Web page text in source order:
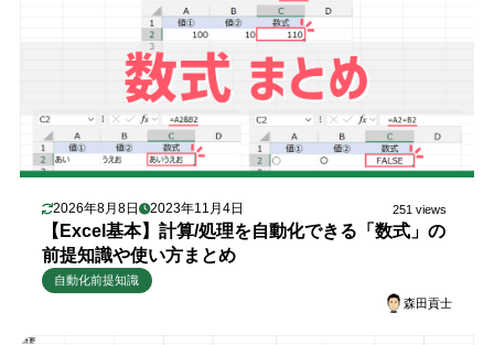
2026年8月8日 2023年11月4日 251 views
【Excel基本】計算/処理を自動化できる「数式」の
前提知識や使い方まとめ
自動化前提知識
森田貢士